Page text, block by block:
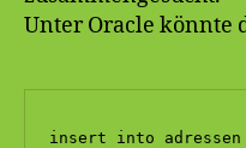
Unter Oracle könnte
insert into